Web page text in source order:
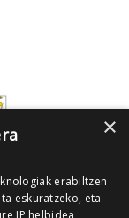
×
erabiltzen
eskuratzeko, eta
IP helbidea,